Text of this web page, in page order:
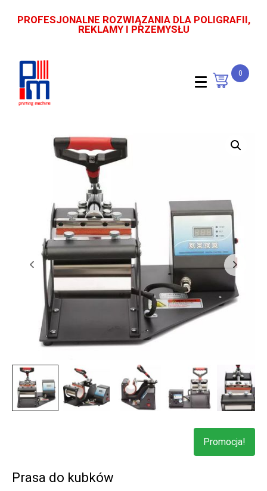
PROFESJONALNE ROZWIĄZANIA DLA POLIGRAFII,
REKLAMY I PRZEMYSŁU
0
Promocja!
Prasa do kubków